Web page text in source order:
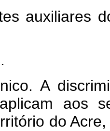
auxiliares
A
aos
do